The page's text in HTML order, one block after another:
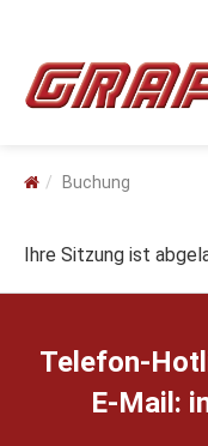
Buchung
Ihre Sitzung ist
Telefon-
E-Mail: